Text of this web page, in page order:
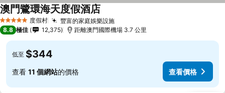
5 星級 度假村 豐富的家庭娛樂設施
澳門鷺環海天度假酒店
8.8 極佳 12,375 距離澳門國際機場 3.7 公里
低至 $344
查看 11 個網站的價格 查看價格